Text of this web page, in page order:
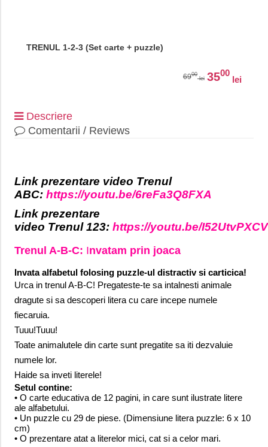
TRENUL 1-2-3 (Set carte + puzzle)
6900
lei 3500
lei
Descriere
Comentarii / Reviews
Link prezentare video Trenul
ABC: https://youtu.be/6reFa3Q8FXA
Link prezentare
video Trenul 123: https://youtu.be/
Trenul A-B-C: Invatam prin joaca
Invata alfabetul folosing puzzle-ul distractiv si carticica!
Urca in trenul A-B-C! Pregateste-te sa intalnesti animale
dragute si sa descoperi litera cu care incepe numele
fiecaruia.
Tuuu!Tuuu!
Toate animalutele din carte sunt pregatite sa iti dezvaluie
numele lor.
Haide sa inveti literele!
Setul contine:
• O carte educativa de 12 pagini, in care sunt ilustrate litere
ale alfabetului.
• Un puzzle cu 29 de piese. (Dimensiune litera puzzle: 6 x 10
cm)
• O prezentare atat a literelor mici, cat si a celor mari.